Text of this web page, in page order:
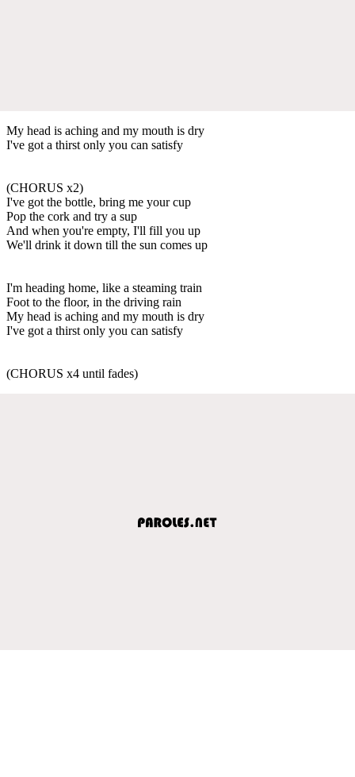
My head is aching and my mouth is dry
I've got a thirst only you can satisfy
(CHORUS x2)
I've got the bottle, bring me your cup
Pop the cork and try a sup
And when you're empty, I'll fill you up
We'll drink it down till the sun comes up
I'm heading home, like a steaming train
Foot to the floor, in the driving rain
My head is aching and my mouth is dry
I've got a thirst only you can satisfy
(CHORUS x4 until fades)